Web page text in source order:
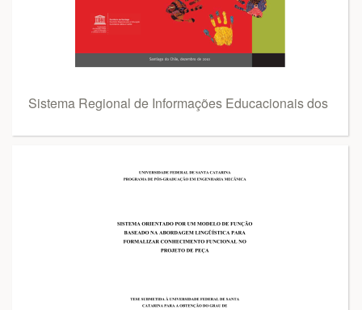
Sistema Regional de Informações Educacionais dos